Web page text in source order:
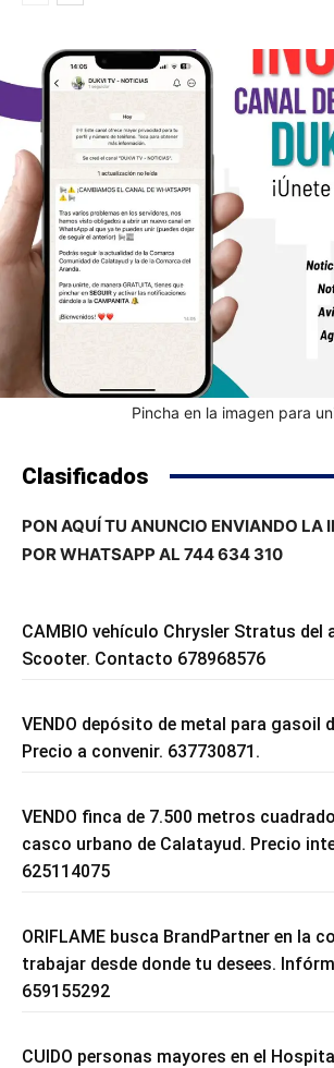
Pincha en la imagen para
Clasificados
PON AQUÍ TU ANUNCIO ENVIANDO LA
POR WHATSAPP AL 744 634 310
CAMBIO vehículo Chrysler Stratus del
Scooter. Contacto 678968576
VENDO depósito de metal para gasoil
Precio a convenir. 637730871.
VENDO finca de 7.500 metros
casco urbano de Calatayud. Precio
625114075
ORIFLAME busca BrandPartner en la
trabajar desde donde tu desees.
659155292
CUIDO personas mayores en el